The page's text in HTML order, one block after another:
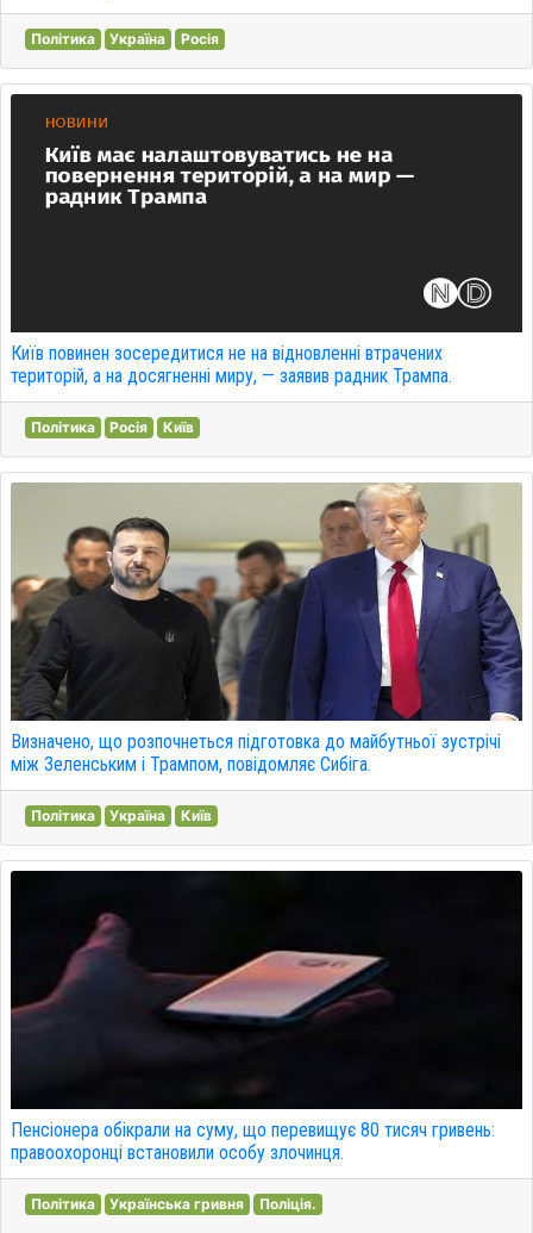
Політика Україна Росія
Київ повинен зосередитися не на відновленні втрачених
територій, а на досягненні миру, — заявив радник Трампа.
Політика Росія Київ
Визначено, що розпочнеться підготовка до майбутньої зустрічі
між Зеленським і Трампом, повідомляє Сибіга.
Політика Україна Київ
Пенсіонера обікрали на суму, що перевищує 80 тисяч гривень:
правоохоронці встановили особу злочинця.
Політика Українська гривня Поліція.